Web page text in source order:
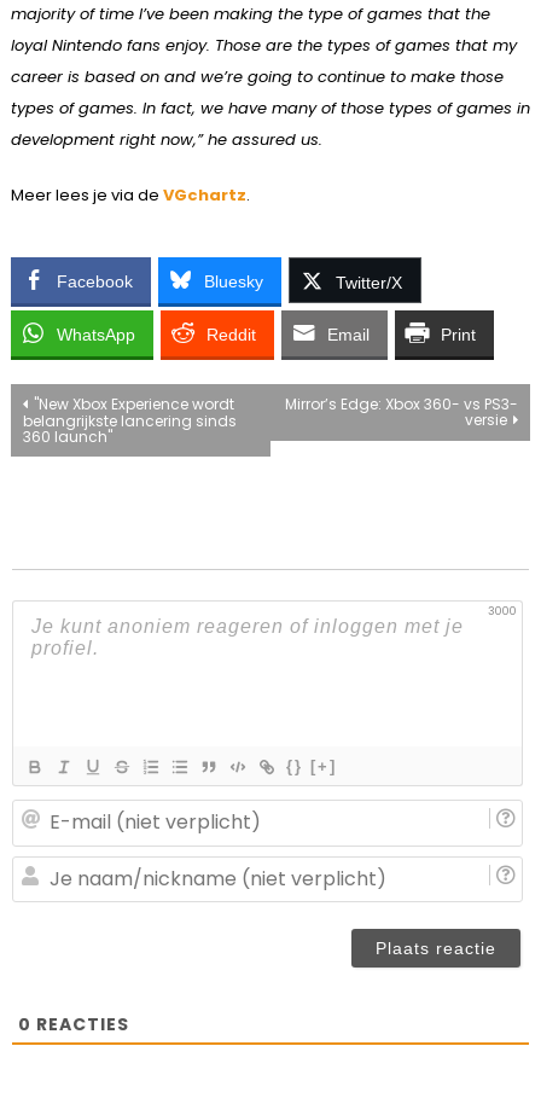
majority of time I’ve been making the type of games that the
loyal Nintendo fans enjoy. Those are the types of games that my
career is based on and we’re going to continue to make those
types of games. In fact, we have many of those types of games in
development right now,” he assured us.
Meer lees je via de VGchartz.
Facebook Bluesky Twitter/X
WhatsApp Reddit Email Print
Bericht
navigatie
"New Xbox Experience wordt
belangrijkste lancering sinds
360 launch"
Mirror’s Edge: Xbox 360- vs PS3-
versie
3000
{} [+]
0 REACTIES